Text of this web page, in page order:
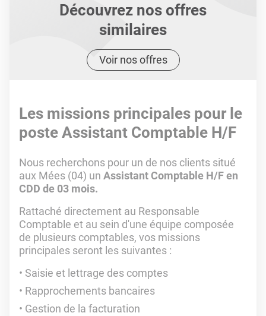
Découvrez nos offres
similaires
Voir nos offres
Les missions principales pour le
poste Assistant Comptable H/F
Nous recherchons pour un de nos clients situé
aux Mées (04) un Assistant Comptable H/F en
CDD de 03 mois.
Rattaché directement au Responsable
Comptable et au sein d'une équipe composée
de plusieurs comptables, vos missions
principales seront les suivantes :
Saisie et lettrage des comptes
Rapprochements bancaires
Gestion de la facturation